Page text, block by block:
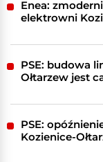
Enea:
elektrowni
PSE: budowa
Ołtarzew jest
PSE:
Kozienice-